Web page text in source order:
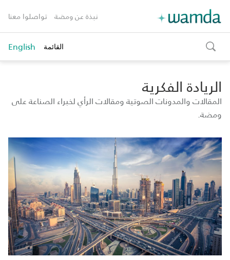
نبذة عن ومضة تواصلوا معنا
toggle
search
القائمة English
الريادة الفكرية
المقالات والمدونات الصوتية ومقالات الرأي لخبراء الصناعة على
ومضة.